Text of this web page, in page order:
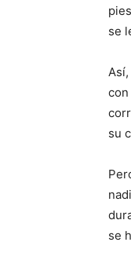
se
su
se